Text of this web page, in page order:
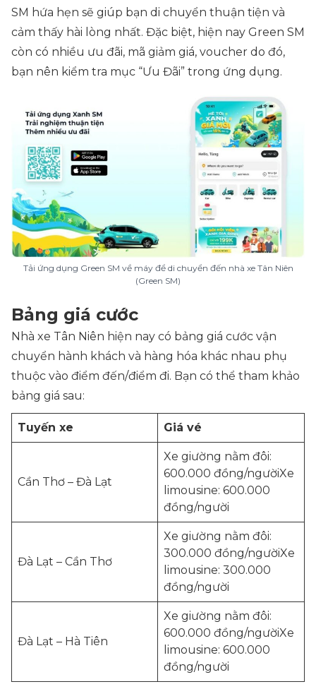
SM hứa hẹn sẽ giúp bạn di chuyển thuận tiện và
cảm thấy hài lòng nhất. Đặc biệt, hiện nay Green SM
còn có nhiều ưu đãi, mã giảm giá, voucher do đó,
bạn nên kiểm tra mục “Ưu Đãi” trong ứng dụng.
Tải ứng dụng Green SM về máy để di chuyển đến nhà xe Tân Niên
(Green SM)
Bảng giá cước
Nhà xe Tân Niên hiện nay có bảng giá cước vận
chuyển hành khách và hàng hóa khác nhau phụ
thuộc vào điểm đến/điểm đi. Bạn có thể tham khảo
bảng giá sau:
Tuyến xe Giá vé
Cần Thơ – Đà Lạt
Xe giường nằm đôi:
600.000 đồng/ngườiXe
limousine: 600.000
đồng/người
Đà Lạt – Cần Thơ
Xe giường nằm đôi:
300.000 đồng/ngườiXe
limousine: 300.000
đồng/người
Đà Lạt – Hà Tiên
Xe giường nằm đôi:
600.000 đồng/ngườiXe
limousine: 600.000
đồng/người